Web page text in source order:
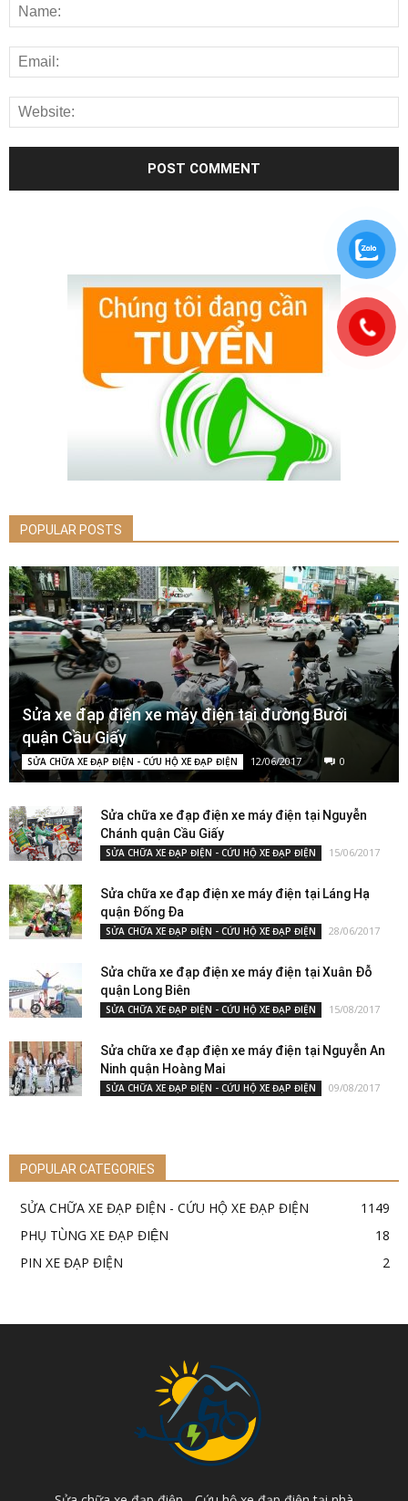
POPULAR POSTS
Sửa xe đạp điện xe máy điện tại đường Bưởi
quận Cầu Giấy
SỬA CHỮA XE ĐẠP ĐIỆN - CỨU HỘ XE ĐẠP ĐIỆN 12/06/2017 0
Sửa chữa xe đạp điện xe máy điện tại Nguyễn
Chánh quận Cầu Giấy
SỬA CHỮA XE ĐẠP ĐIỆN - CỨU HỘ XE ĐẠP ĐIỆN 15/06/2017
Sửa chữa xe đạp điện xe máy điện tại Láng Hạ
quận Đống Đa
SỬA CHỮA XE ĐẠP ĐIỆN - CỨU HỘ XE ĐẠP ĐIỆN 28/06/2017
Sửa chữa xe đạp điện xe máy điện tại Xuân Đỗ
quận Long Biên
SỬA CHỮA XE ĐẠP ĐIỆN - CỨU HỘ XE ĐẠP ĐIỆN 15/08/2017
Sửa chữa xe đạp điện xe máy điện tại Nguyễn An
Ninh quận Hoàng Mai
SỬA CHỮA XE ĐẠP ĐIỆN - CỨU HỘ XE ĐẠP ĐIỆN 09/08/2017
POPULAR CATEGORIES
SỬA CHỮA XE ĐẠP ĐIỆN - CỨU HỘ XE ĐẠP ĐIỆN
1149
PHỤ TÙNG XE ĐẠP ĐIỆN
18
PIN XE ĐẠP ĐIỆN
2